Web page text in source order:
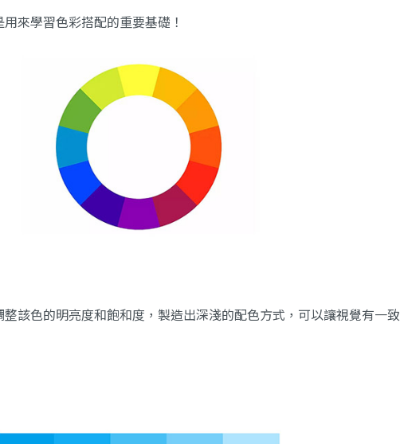
用來學習色彩搭配的重要基礎！
該色的明亮度和飽和度，製造出深淺的配色方式，可以讓視覺有一致